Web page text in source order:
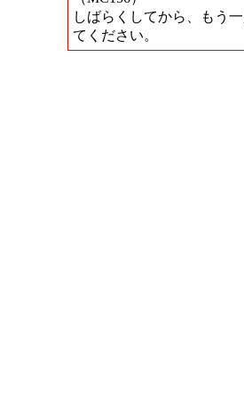
しばらくしてから、もう
てください。